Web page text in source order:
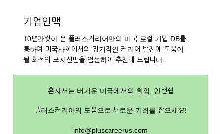
기업인맥
10년간쌓아 온 플러스커리어만의 미국 로컬 기업 DB를
통하여 미국사회에서의 장기적인 커리어 발전에 도움이
될 최적의 포지션만을 엄선하여 추천해 드립니다.
혼자서는 버거운 미국에서의 취업, 인턴쉽
플러스커리어의 도움으로 새로운 기회를 잡으세요!
info@pluscareerus.com